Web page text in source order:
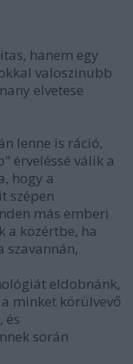
hanem egy
valoszinubb
elvetese
lenne is ráció,
érveléssé válik a
hogy a
szépen
más emberi
a közértbe, ha
szavannán,
eldobnánk,
minket körülvevő
és
során